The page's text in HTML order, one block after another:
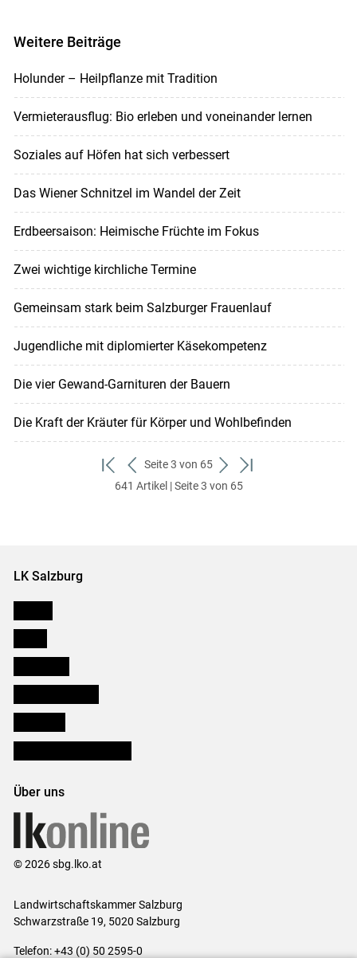
Weitere Beiträge
Holunder – Heilpflanze mit Tradition
Vermieterausflug: Bio erleben und voneinander lernen
Soziales auf Höfen hat sich verbessert
Das Wiener Schnitzel im Wandel der Zeit
Erdbeersaison: Heimische Früchte im Fokus
Zwei wichtige kirchliche Termine
Gemeinsam stark beim Salzburger Frauenlauf
Jugendliche mit diplomierter Käsekompetenz
Die vier Gewand-Garnituren der Bauern
Die Kraft der Kräuter für Körper und Wohlbefinden
zum
ersten
zurück
zum
Seite 3 von 65
weiter
zum
zum
641 Artikel | Seite 3 von 65
LK Salzburg
Über uns
© 2026 sbg.lko.at
Landwirtschaftskammer Salzburg
Schwarzstraße 19, 5020 Salzburg
Telefon: +43 (0) 50 2595-0